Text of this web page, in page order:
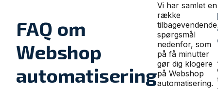
FAQ om
Webshop
automatisering
Vi har samlet en
række
tilbagevendende
spørgsmål
nedenfor, som
på få minutter
gør dig klogere
på Webshop
automatisering.